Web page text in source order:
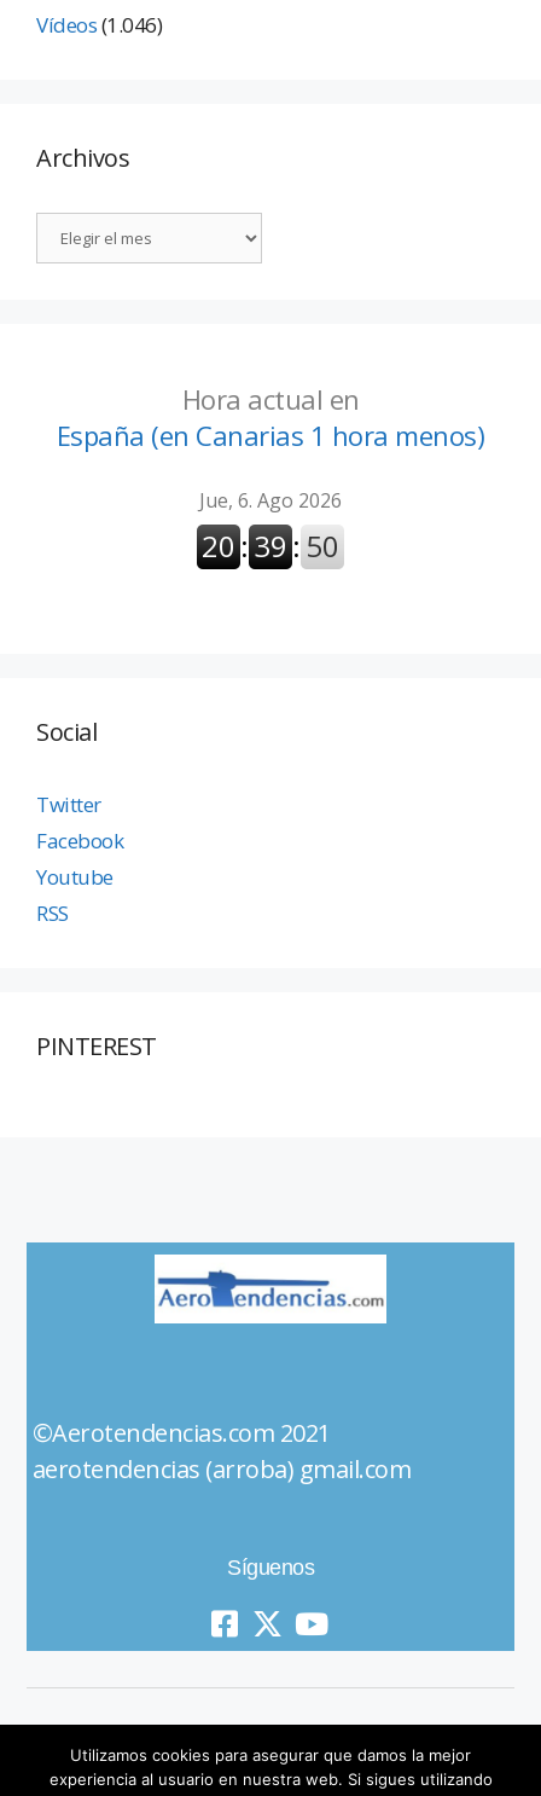
Vídeos(1.046)
Archivos
Hora actual en
España (en Canarias 1 hora menos)
Social
Twitter
Facebook
Youtube
RSS
PINTEREST
©Aerotendencias.com 2021
aerotendencias (arroba) gmail.com
Síguenos
Utilizamos cookies para asegurar que damos la mejor
experiencia al usuario en nuestra web. Si sigues utilizando